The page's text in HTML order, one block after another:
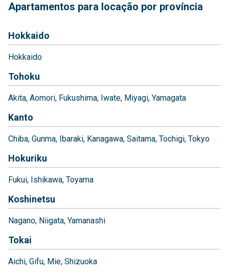
Apartamentos para locação por província
Hokkaido
Hokkaido
Tohoku
Akita Aomori Fukushima Iwate Miyagi Yamagata
Kanto
Chiba Gunma Ibaraki Kanagawa Saitama Tochigi Tokyo
Hokuriku
Fukui Ishikawa Toyama
Koshinetsu
Nagano Niigata Yamanashi
Tokai
Aichi Gifu Mie Shizuoka